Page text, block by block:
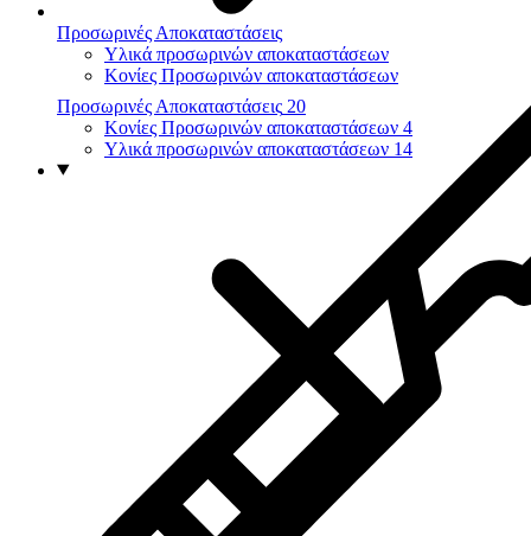
Προσωρινές Αποκαταστάσεις
Υλικά προσωρινών αποκαταστάσεων
Κονίες Προσωρινών αποκαταστάσεων
Προσωρινές Αποκαταστάσεις 20
Κονίες Προσωρινών αποκαταστάσεων 4
Υλικά προσωρινών αποκαταστάσεων 14